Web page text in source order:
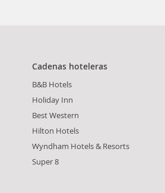
Cadenas hoteleras
B&B Hotels
Holiday Inn
Best Western
Hilton Hotels
Wyndham Hotels & Resorts
Super 8